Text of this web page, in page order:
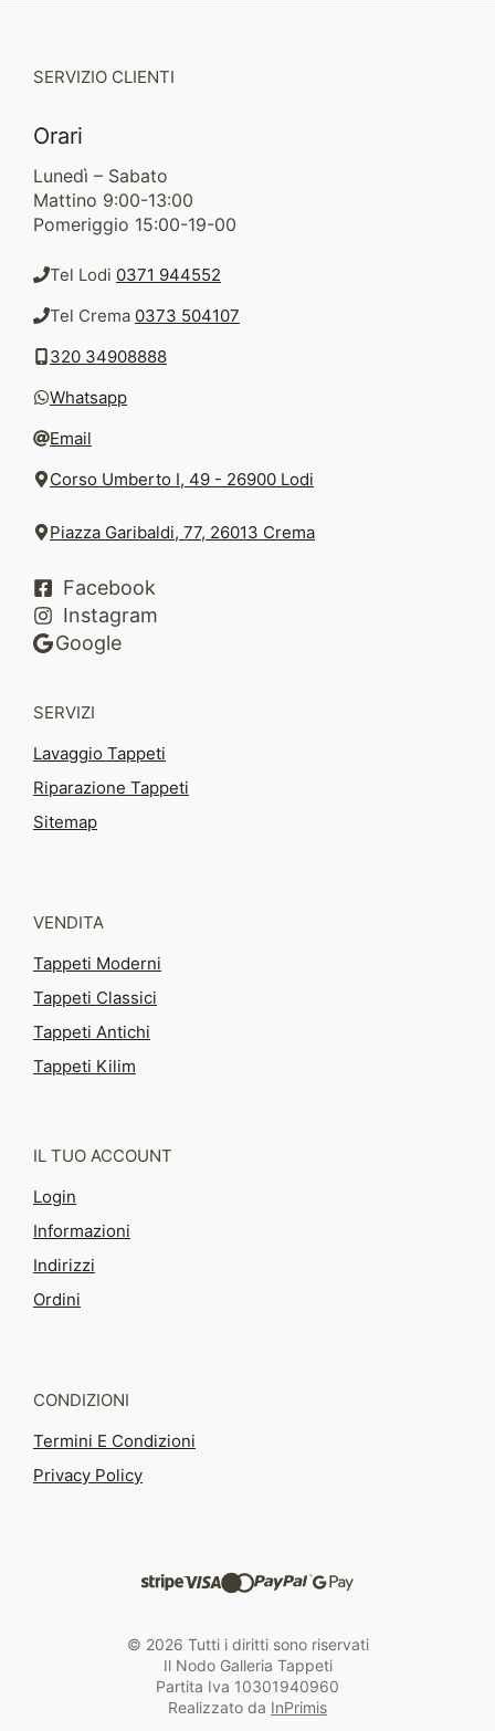
SERVIZIO CLIENTI
Orari
Lunedì – Sabato
Mattino 9:00-13:00
Pomeriggio 15:00-19-00
Tel Lodi 0371 944552
Tel Crema 0373 504107
320 34908888
Whatsapp
Email
Corso Umberto I, 49 - 26900 Lodi
Piazza Garibaldi, 77, 26013 Crema
Facebook
Instagram
Google
SERVIZI
Lavaggio Tappeti
Riparazione Tappeti
Sitemap
VENDITA
Tappeti Moderni
Tappeti Classici
Tappeti Antichi
Tappeti Kilim
IL TUO ACCOUNT
Login
Informazioni
Indirizzi
Ordini
CONDIZIONI
Termini E Condizioni
Privacy Policy
© 2026 Tutti i diritti sono riservati
Il Nodo Galleria Tappeti
Partita Iva 10301940960
Realizzato da InPrimis